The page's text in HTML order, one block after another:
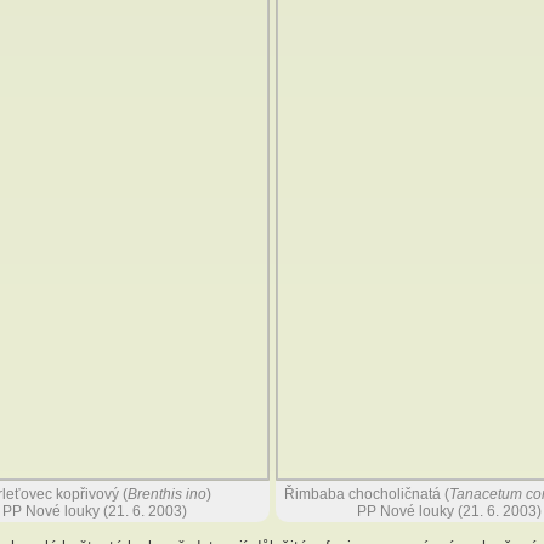
kopřivový (Brenthis ino)
PP Nové louky (21. 6. 2003)
Řimbaba chocholičnatá (Tanacetum
PP Nové louky (21. 6. 2003)